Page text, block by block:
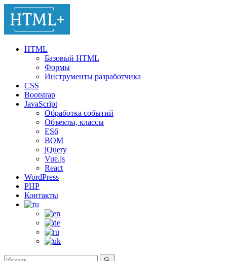
HTML
Базовый HTML
Формы
Инструменты разработчика
CSS
Bootstrap
JavaScript
Обработка событий
Объекты, классы
ES6
BOM
jQuery
Vue.js
React
WordPress
PHP
Контакты